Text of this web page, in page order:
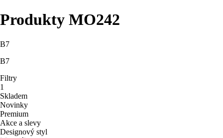
Produkty MO242
B7
B7
Filtry
1
Skladem
Novinky
Premium
Akce a slevy
Designový styl